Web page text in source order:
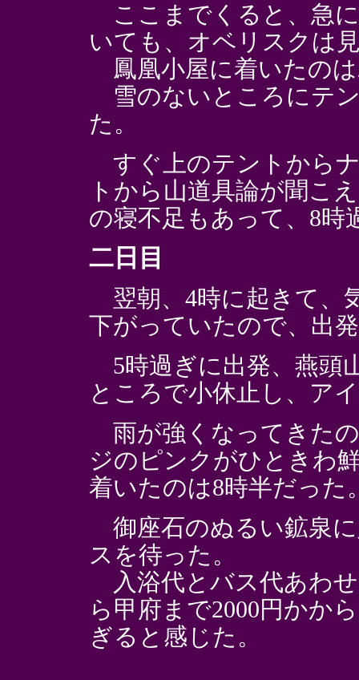
ここまでくると、急
いても、オベリスクは
鳳凰小屋に着いたの
雪のないところにテ
た。
すぐ上のテントから
トから山道具論が聞こ
の寝不足もあって、8時
二日目
翌朝、4時に起きて、
下がっていたので、出
5時過ぎに出発、燕頭
ところで小休止し、ア
雨が強くなってきた
ジのピンクがひときわ
着いたのは8時半だった
御座石のぬるい鉱泉
スを待った。
入浴代とバス代あわ
ら甲府まで2000円かか
ぎると感じた。